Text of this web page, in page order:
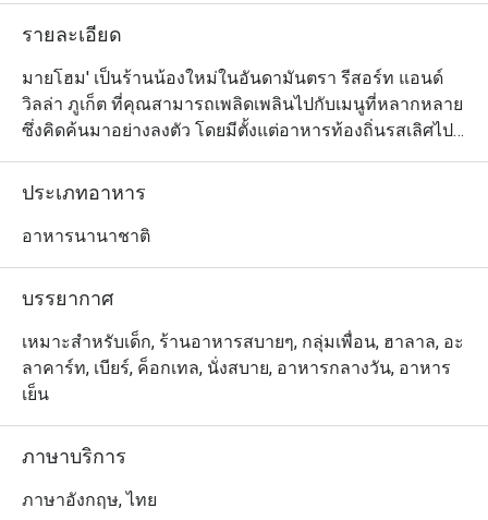
Staff were nice but under trained.
รายละเอียด
มายโฮม' เป็นร้านน้องใหม่ในอันดามันตรา รีสอร์ท แอนด์
วิลล่า ภูเก็ต ที่คุณสามารถเพลิดเพลินไปกับเมนูที่หลากหลาย
ซึ่งคิดค้นมาอย่างลงตัว โดยมีตั้งแต่อาหารท้องถิ่นรสเลิศไป
จนถึงอาหารนานาชาติ พร้อมด้วยกาแฟและค็อกเทลที่คัด
สรรมาเอาใจลูกค้าเป็นพิเศษ ภายในร้านมีการออกแบบ
สอดรับกับพื้นที่สีเขียวด้านนอก ไม่ว่าคุณจะอยากนั่งชิลใน
ประเภทอาหาร
อาหารนานาชาติ
บรรยากาศ
เหมาะสำหรับเด็ก, ร้านอาหารสบายๆ, กลุ่มเพื่อน, ฮาลาล, อะ
ลาคาร์ท, เบียร์, ค็อกเทล, นั่งสบาย, อาหารกลางวัน, อาหาร
เย็น
ภาษาบริการ
ภาษาอังกฤษ, ไทย